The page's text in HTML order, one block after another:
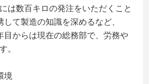
は数百キロの発注をいただくこと
て製造の知識を深めるなど、
目からは現在の総務部で、労務や
。
境